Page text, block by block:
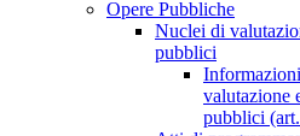
Opere Pubbliche
Nuclei di
pubblici
valutazione
pubblici